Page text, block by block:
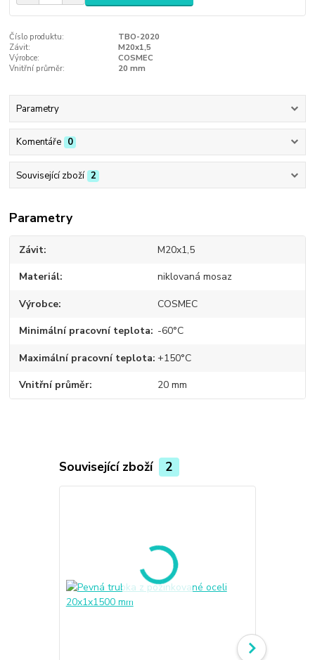
Číslo produktu:
TBO-2020
Závit:
M20x1,5
Výrobce:
COSMEC
Vnitřní průměr:
20 mm
Parametry
Komentáře 0
Související zboží 2
Parametry
Závit M20x1,5
Materiál niklovaná mosaz
Výrobce COSMEC
Minimální pracovní teplota -60°C
Maximální pracovní teplota +150°C
Vnitřní průměr 20 mm
Související zboží 2